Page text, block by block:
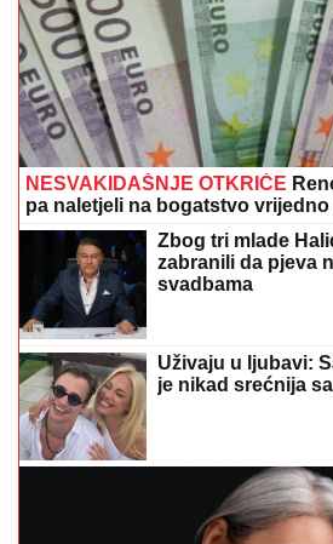
NESVAKIDAŠNJE OTKRIĆE
pa naletjeli na bogatstvo vrijedno
Zbog tri mlade
zabranili da pjeva
svadbama
Uživaju u ljubavi:
je nikad srećnija